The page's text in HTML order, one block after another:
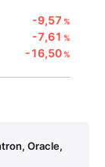
-9,57 %
-7,61 %
-16,50%
Oracle,